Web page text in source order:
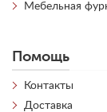
Мебельная
Помощь
Контакты
Доставка